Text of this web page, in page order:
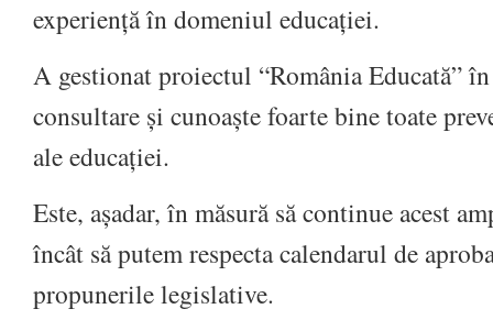
experiență în domeniul educației.
A gestionat proiectul “România Educată”
consultare și cunoaște foarte bine toate
ale educației.
Este, așadar, în măsură să continue acest
încât să putem respecta calendarul de
propunerile legislative.